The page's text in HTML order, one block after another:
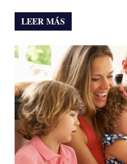
LEER MÁS